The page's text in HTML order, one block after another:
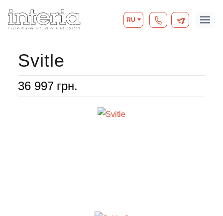
RU
Svitle
36 997грн.